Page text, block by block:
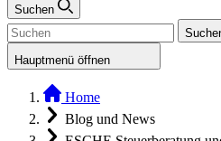
Suchen
Hauptmenü öffnen
Home
Blog und News